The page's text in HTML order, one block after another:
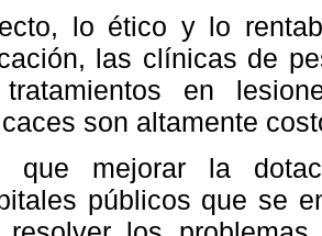
lo ético y lo
las clínicas de
en
son altamente
que mejorar la
públicos que se